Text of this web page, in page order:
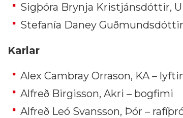
Sigþóra Brynja Kristjánsdóttir,
Stefanía Daney
Karlar
Alex Cambray Orrason, KA –
Alfreð Birgisson, Akri – bogfimi
Alfreð Leó Svansson, Þór –